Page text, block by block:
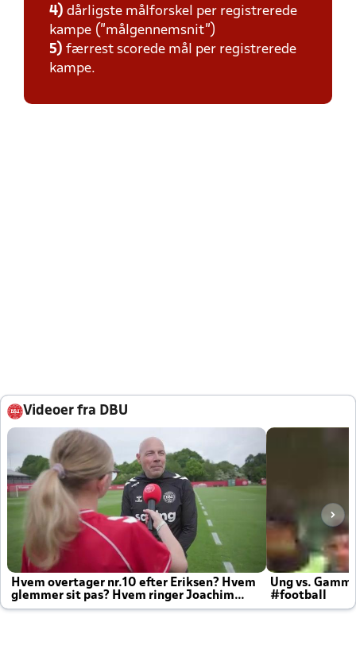
4) dårligste målforskel per registrerede
kampe (”målgennemsnit”)
5) færrest scorede mål per registrerede
kampe.
Videoer fra DBU
Hvem overtager nr.10 efter Eriksen? Hvem
glemmer sit pas? Hvem ringer Joachim
altid til efter kampe?
Ung vs.
#football